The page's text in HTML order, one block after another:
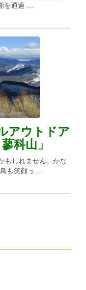
を通過 …
アウトドア
科山」
もしれません。かな
も笑顔っ …